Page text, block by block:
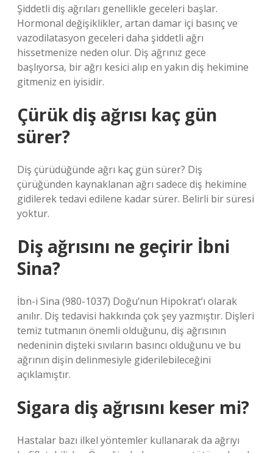
Şiddetli diş ağrıları genellikle geceleri başlar.
Hormonal değişiklikler, artan damar içi basınç ve
vazodilatasyon geceleri daha şiddetli ağrı
hissetmenize neden olur. Diş ağrınız gece
başlıyorsa, bir ağrı kesici alıp en yakın diş hekimine
gitmeniz en iyisidir.
Çürük diş ağrısı kaç gün
sürer?
Diş çürüdüğünde ağrı kaç gün sürer? Diş
çürüğünden kaynaklanan ağrı sadece diş hekimine
gidilerek tedavi edilene kadar sürer. Belirli bir süresi
yoktur.
Diş ağrısını ne geçirir İbni
Sina?
İbn-i Sina (980-1037) Doğu’nun Hipokrat’ı olarak
anılır. Diş tedavisi hakkında çok şey yazmıştır. Dişleri
temiz tutmanın önemli olduğunu, diş ağrısının
nedeninin dişteki sıvıların basıncı olduğunu ve bu
ağrının dişin delinmesiyle giderilebileceğini
açıklamıştır.
Sigara diş ağrısını keser mi?
Hastalar bazı ilkel yöntemler kullanarak da ağrıyı